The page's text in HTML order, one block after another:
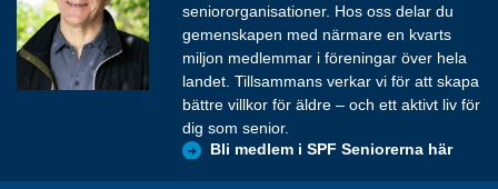
seniororganisationer. Hos oss delar du
gemenskapen med närmare en kvarts
miljon medlemmar i föreningar över hela
landet. Tillsammans verkar vi för att skapa
bättre villkor för äldre – och ett aktivt liv för
dig som senior.
Bli medlem i SPF Seniorerna här